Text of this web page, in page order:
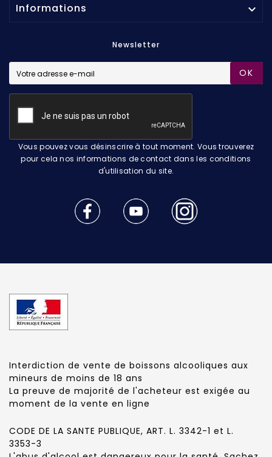
Informations 
Newsletter
OK
Vous pouvez vous désinscrire à tout moment. Vous trouverez
pour cela nos informations de contact dans les conditions
d'utilisation du site.
Interdiction de vente de boissons alcooliques aux
mineurs de moins de 18 ans
La preuve de majorité de l'acheteur est exigée au
moment de la vente en ligne
CODE DE LA SANTE PUBLIQUE, ART. L. 3342-1 et L.
3353-3